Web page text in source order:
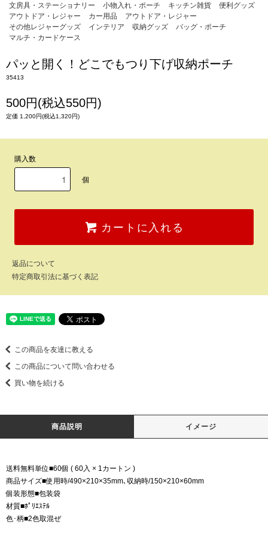
文房具・ステーショナリー
小物入れ・ポーチ キッチン雑貨
便利グッズ
アウトドア・レジャー
カー用品
アウトドア・レジャー
その他レジャーグッズ
インテリア 収納グッズ
バッグ・ポーチ
マルチ・カードケース
パッと開く！どこでもつり下げ収納ポーチ
35413
500円(税込550円)
定価 1,200円(税込1,320円)
購入数
個
カートに入れる
返品について
特定商取引法に基づく表記
この商品を友達に教える
この商品について問い合わせる
買い物を続ける
商品説明 イメージ
送料無料単位■60個 ( 60入 × 1カートン )
商品サイズ■使用時/490×210×35mm､収納時/150×210×60mm
個装形態■包装袋
材質■ﾎﾟﾘｴｽﾃﾙ
色･柄■2色取混ぜ